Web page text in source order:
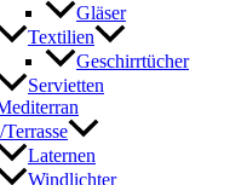
Gläser
Textilien
Geschirrtücher
Servietten
Laternen
Windlichter